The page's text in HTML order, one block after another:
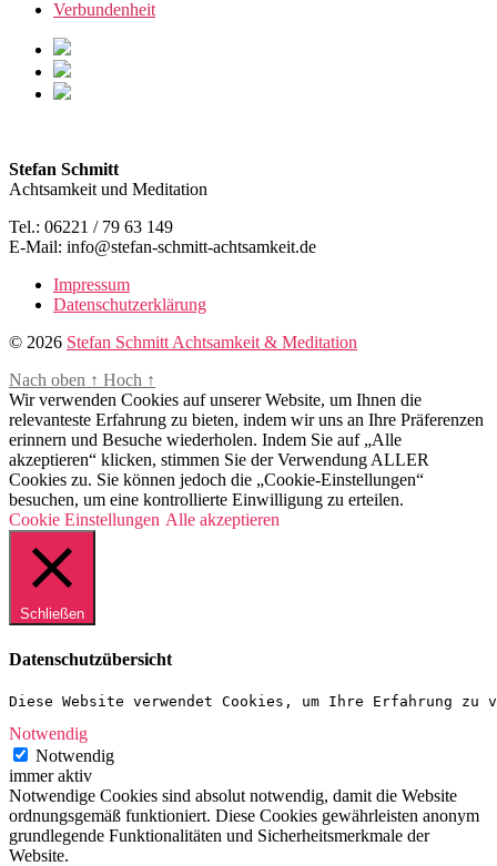
Verbundenheit
Stefan Schmitt
Achtsamkeit und Meditation
Tel.: 06221 / 79 63 149
E-Mail: info@stefan-schmitt-achtsamkeit.de
Impressum
Datenschutzerklärung
© 2026 Stefan Schmitt Achtsamkeit & Meditation
Nach oben ↑ Hoch ↑
Wir verwenden Cookies auf unserer Website, um Ihnen die
relevanteste Erfahrung zu bieten, indem wir uns an Ihre Präferenzen
erinnern und Besuche wiederholen. Indem Sie auf „Alle
akzeptieren“ klicken, stimmen Sie der Verwendung ALLER
Cookies zu. Sie können jedoch die „Cookie-Einstellungen“
besuchen, um eine kontrollierte Einwilligung zu erteilen.
Cookie Einstellungen Alle akzeptieren
Schließen
Datenschutzübersicht
Diese Website verwendet Cookies, um Ihre Erfahrung
Notwendig
Notwendig
immer aktiv
Notwendige Cookies sind absolut notwendig, damit die Website
ordnungsgemäß funktioniert. Diese Cookies gewährleisten anonym
grundlegende Funktionalitäten und Sicherheitsmerkmale der
Website.